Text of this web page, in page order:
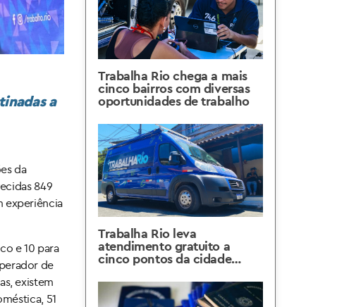
a
da
849
experiência
e 10 para
de
existem
51
Trabalha Rio chega a mais
cinco bairros com diversas
oportunidades de trabalho
Trabalha Rio leva
atendimento gratuito a
cinco pontos da cidade
agosto